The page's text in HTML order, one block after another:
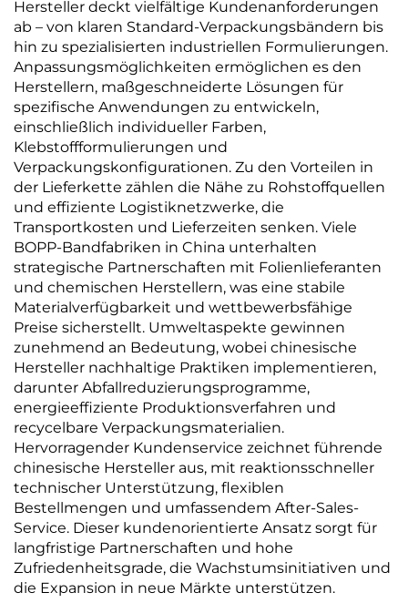
Hersteller deckt vielfältige Kundenanforderungen
ab – von klaren Standard-Verpackungsbändern bis
hin zu spezialisierten industriellen Formulierungen.
Anpassungsmöglichkeiten ermöglichen es den
Herstellern, maßgeschneiderte Lösungen für
spezifische Anwendungen zu entwickeln,
einschließlich individueller Farben,
Klebstoffformulierungen und
Verpackungskonfigurationen. Zu den Vorteilen in
der Lieferkette zählen die Nähe zu Rohstoffquellen
und effiziente Logistiknetzwerke, die
Transportkosten und Lieferzeiten senken. Viele
BOPP-Bandfabriken in China unterhalten
strategische Partnerschaften mit Folienlieferanten
und chemischen Herstellern, was eine stabile
Materialverfügbarkeit und wettbewerbsfähige
Preise sicherstellt. Umweltaspekte gewinnen
zunehmend an Bedeutung, wobei chinesische
Hersteller nachhaltige Praktiken implementieren,
darunter Abfallreduzierungsprogramme,
energieeffiziente Produktionsverfahren und
recycelbare Verpackungsmaterialien.
Hervorragender Kundenservice zeichnet führende
chinesische Hersteller aus, mit reaktionsschneller
technischer Unterstützung, flexiblen
Bestellmengen und umfassendem After-Sales-
Service. Dieser kundenorientierte Ansatz sorgt für
langfristige Partnerschaften und hohe
Zufriedenheitsgrade, die Wachstumsinitiativen und
die Expansion in neue Märkte unterstützen.